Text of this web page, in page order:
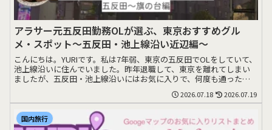
アラサー元五反田勤務OLが選ぶ、東京おすすめグル
メ・スポット〜五反田・池上線沿い近辺編〜
こんにちは。YURIです。私は7年弱、東京の五反田でOLをしていて、
池上線沿いに住んでいました。昨年退職して、東京を離れてしまい
ましたが、五反田・池上線沿いにはお気に入りで、何度も通ったお
2026.07.18 2026.07.19
国内旅行